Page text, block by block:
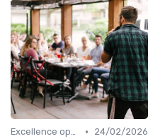
Excellence opérationnelle •
24/02/2026